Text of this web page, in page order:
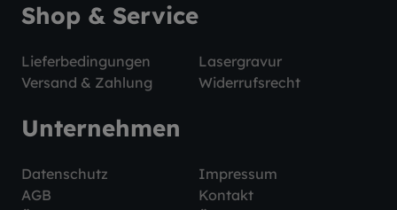
Shop & Service
Lieferbedingungen
Lasergravur
Versand & Zahlung
Widerrufsrecht
Unternehmen
Datenschutz
Impressum
AGB
Kontakt